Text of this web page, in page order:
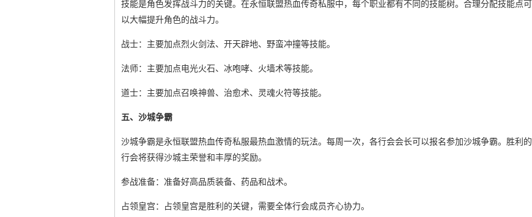
技能是角色发挥战斗力的关键。在永恒联盟热血传奇私服中，每个职业都有不同的技能树。合理分配技能点可
以大幅提升角色的战斗力。
战士：主要加点烈火剑法、开天辟地、野蛮冲撞等技能。
法师：主要加点电光火石、冰咆哮、火墙术等技能。
道士：主要加点召唤神兽、治愈术、灵魂火符等技能。
五、沙城争霸
沙城争霸是永恒联盟热血传奇私服最热血激情的玩法。每周一次，各行会会长可以报名参加沙城争霸。胜利的
行会将获得沙城主荣誉和丰厚的奖励。
参战准备：准备好高品质装备、药品和战术。
占领皇宫：占领皇宫是胜利的关键，需要全体行会成员齐心协力。